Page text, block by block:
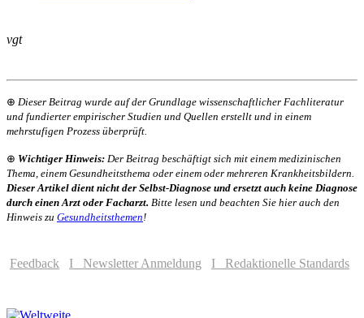
vgt
⊕ Dieser Beitrag wurde auf der Grundlage wissenschaftlicher Fachliteratur
und fundierter empirischer Studien und Quellen erstellt und in einem
mehrstufigen Prozess überprüft.
⊕ Wichtiger Hinweis: Der Beitrag beschäftigt sich mit einem medizinischen
Thema, einem Gesundheitsthema oder einem oder mehreren Krankheitsbildern.
Dieser Artikel dient nicht der Selbst-Diagnose und ersetzt auch keine Diagnose
durch einen Arzt oder Facharzt. Bitte lesen und beachten Sie hier auch den
Hinweis zu Gesundheitsthemen!
Feedback I Newsletter Anmeldung I Redaktionelle Standards